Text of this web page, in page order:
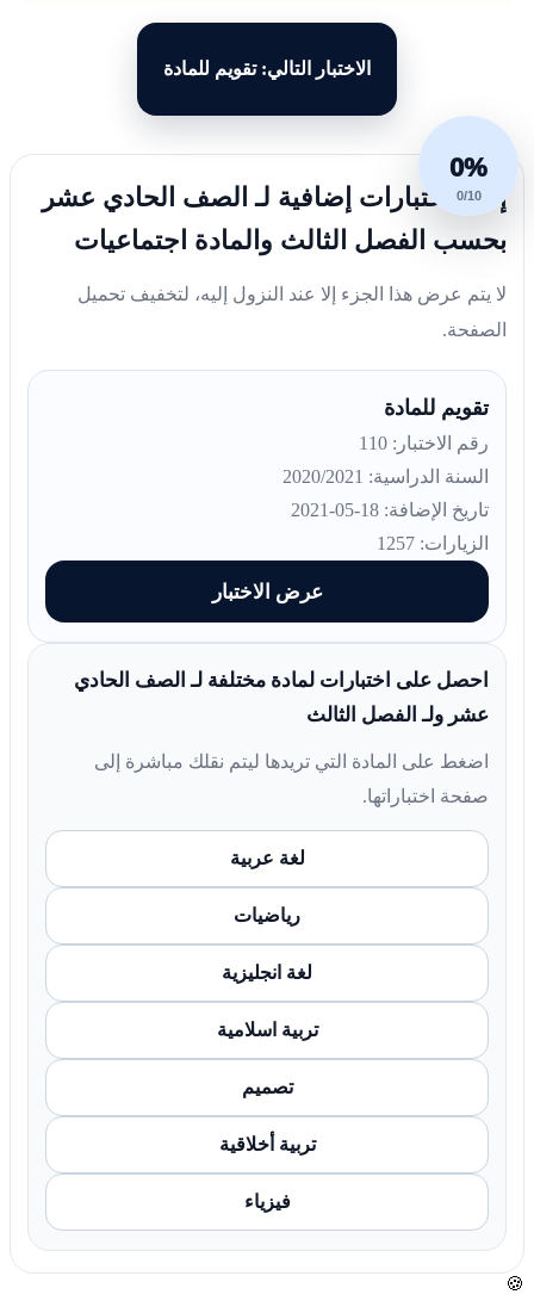
الاختبار التالي: تقويم للمادة
0%
0/10
إليك اختبارات إضافية لـ الصف الحادي عشر
بحسب الفصل الثالث والمادة اجتماعيات
لا يتم عرض هذا الجزء إلا عند النزول إليه، لتخفيف تحميل
الصفحة.
تقويم للمادة
رقم الاختبار: 110
السنة الدراسية: 2020/2021
تاريخ الإضافة: 18-05-2021
الزيارات: 1257
عرض الاختبار
احصل على اختبارات لمادة مختلفة لـ الصف الحادي
عشر ولـ الفصل الثالث
اضغط على المادة التي تريدها ليتم نقلك مباشرة إلى
صفحة اختباراتها.
لغة عربية
رياضيات
لغة انجليزية
تربية اسلامية
تصميم
تربية أخلاقية
فيزياء
🍪